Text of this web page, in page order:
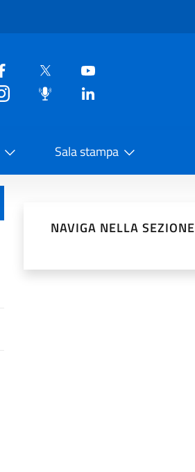
Sala stampa
NAVIGA NELLA SEZIONE